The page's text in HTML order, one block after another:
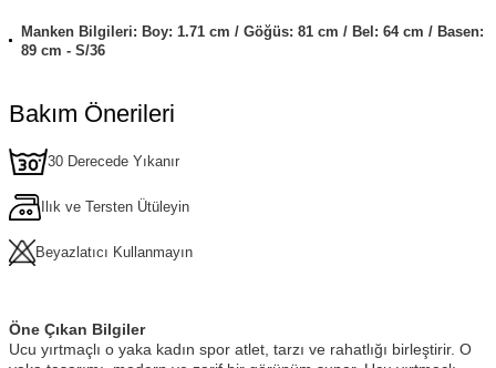
Manken Bilgileri: Boy: 1.71 cm / Göğüs: 81 cm / Bel: 64 cm / Basen:
89 cm - S/36
Bakım Önerileri
30 Derecede Yıkanır
Ilık ve Tersten Ütüleyin
Beyazlatıcı Kullanmayın
Öne Çıkan Bilgiler
Ucu yırtmaçlı o yaka kadın spor atlet, tarzı ve rahatlığı birleştirir. O